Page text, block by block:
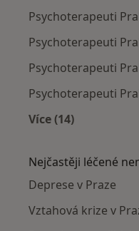
Psychoterapeuti
Psychoterapeuti
Psychoterapeuti
Psychoterapeuti
Více (14)
Nejčastěji léčené
Deprese v Praze
Vztahová krize v